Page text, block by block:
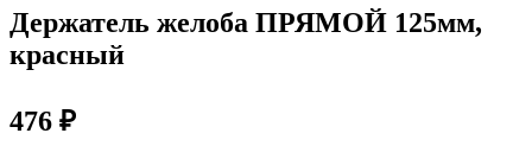
Держатель желоба ПРЯМОЙ 125мм,
красный
476 ₽